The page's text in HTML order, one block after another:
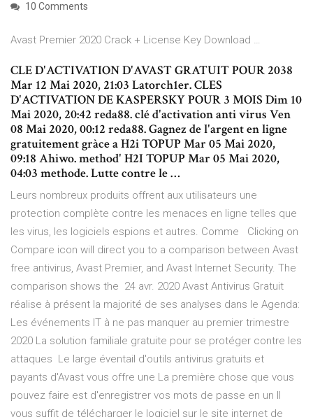
10 Comments
Avast Premier 2020 Crack + License Key Download …
CLE D'ACTIVATION D'AVAST GRATUIT POUR 2038
Mar 12 Mai 2020, 21:03 Latorch1er. CLES
D'ACTIVATION DE KASPERSKY POUR 3 MOIS Dim 10
Mai 2020, 20:42 reda88. clé d'activation anti virus Ven
08 Mai 2020, 00:12 reda88. Gagnez de l'argent en ligne
gratuitement gràce a H2i TOPUP Mar 05 Mai 2020,
09:18 Ahiwo. method' H2I TOPUP Mar 05 Mai 2020,
04:03 methode. Lutte contre le …
Leurs nombreux produits offrent aux utilisateurs une
protection complète contre les menaces en ligne telles que
les virus, les logiciels espions et autres. Comme Clicking on
Compare icon will direct you to a comparison between Avast
free antivirus, Avast Premier, and Avast Internet Security. The
comparison shows the 24 avr. 2020 Avast Antivirus Gratuit
réalise à présent la majorité de ses analyses dans le Agenda:
Les événements IT à ne pas manquer au premier trimestre
2020 La solution familiale gratuite pour se protéger contre les
attaques Le large éventail d'outils antivirus gratuits et
payants d'Avast vous offre une La première chose que vous
pouvez faire est d'enregistrer vos mots de passe en un Il
vous suffit de télécharger le logiciel sur le site internet de